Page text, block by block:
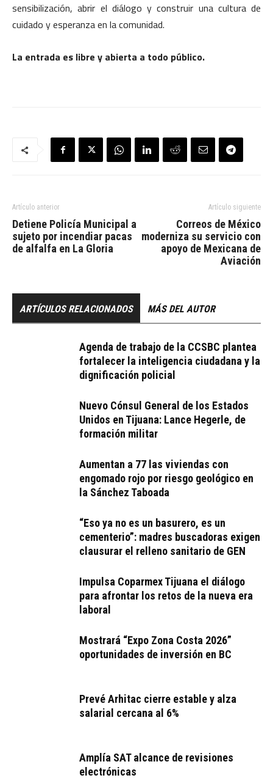
sensibilización, abrir el diálogo y construir una cultura de
cuidado y esperanza en la comunidad.
La entrada es libre y abierta a todo público.
Artículo anterior
Detiene Policía Municipal a
sujeto por incendiar pacas
de alfalfa en La Gloria
Artículo siguiente
Correos de México
moderniza su servicio con
apoyo de Mexicana de
Aviación
ARTÍCULOS RELACIONADOS MÁS DEL AUTOR
Agenda de trabajo de la CCSBC plantea
fortalecer la inteligencia ciudadana y la
dignificación policial
Nuevo Cónsul General de los Estados
Unidos en Tijuana: Lance Hegerle, de
formación militar
Aumentan a 77 las viviendas con
engomado rojo por riesgo geológico en
la Sánchez Taboada
“Eso ya no es un basurero, es un
cementerio”: madres buscadoras exigen
clausurar el relleno sanitario de GEN
Impulsa Coparmex Tijuana el diálogo
para afrontar los retos de la nueva era
laboral
Mostrará “Expo Zona Costa 2026”
oportunidades de inversión en BC
Prevé Arhitac cierre estable y alza
salarial cercana al 6%
Amplía SAT alcance de revisiones
electrónicas